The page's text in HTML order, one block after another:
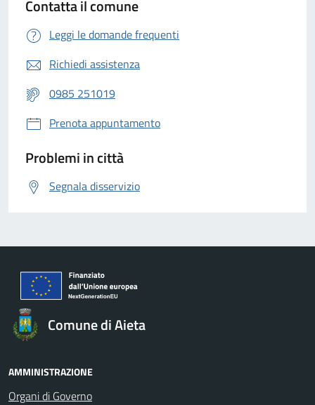
Contatta il comune
Leggi le domande frequenti
Richiedi assistenza
0985 251019
Prenota appuntamento
Problemi in città
Segnala disservizio
Comune di Aieta
AMMINISTRAZIONE
Organi di Governo